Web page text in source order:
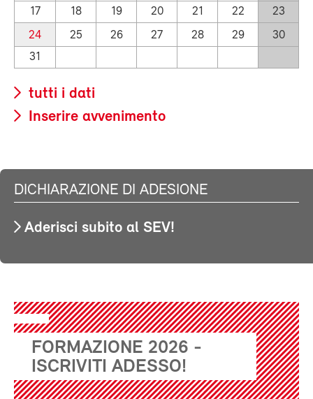
17
18 19 20 21 22
23
24
25 26 27 28 29
30
31
tutti i dati
Inserire avvenimento
DICHIARAZIONE DI ADESIONE
Aderisci subito al SEV!
FORMAZIONE 2026 -
ISCRIVITI ADESSO!